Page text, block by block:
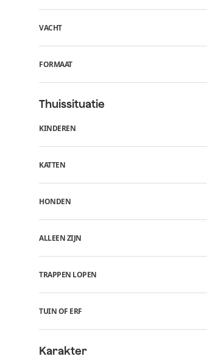
VACHT
FORMAAT
Thuissituatie
KINDEREN
KATTEN
HONDEN
ALLEEN ZIJN
TRAPPEN LOPEN
TUIN OF ERF
Karakter